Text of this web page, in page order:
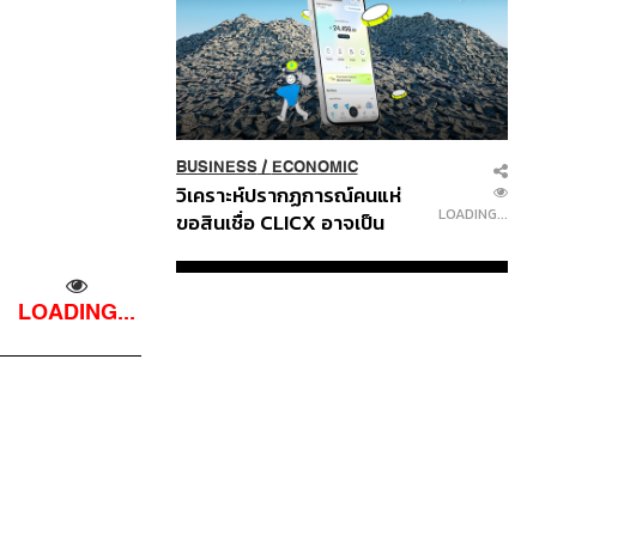
LOADING...
BUSINESS/ ECONOMIC
วิเคราะห์ปรากฏการณ์คนแห่
ขอสินเชื่อ CLICX อาจเป็น
ปัญหาหนี้ครัวเรือนไทยที่ถูกซุก
LOADING...